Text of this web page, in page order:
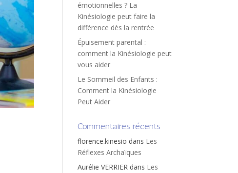
émotionnelles ? La
Kinésiologie peut faire la
différence dès la rentrée
Épuisement parental :
comment la Kinésiologie peut
vous aider
Le Sommeil des Enfants :
Comment la Kinésiologie
Peut Aider
Commentaires récents
florence.kinesio dans Les
Réflexes Archaïques
Aurélie VERRIER dans Les